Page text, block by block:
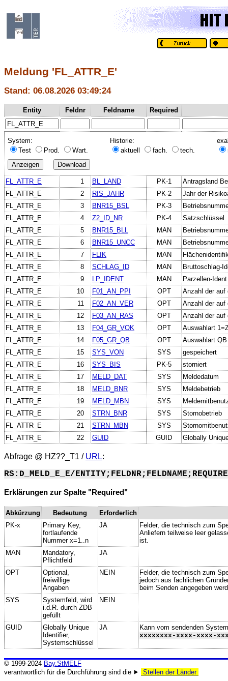
Meldung 'FL_ATTR_E'
Stand: 06.08.2026 03:49:24
Entity Feldnr Feldname Required
System:
Test
Prod. Wart.
Historie:
aktuell
fach. tech.
FL_ATTR_E 1 BL_LAND PK-1
Antragsland
FL_ATTR_E
2 RIS_JAHR PK-2
Jahr der
FL_ATTR_E
3 BNR15_BSL PK-3
FL_ATTR_E
4 Z2_ID_NR PK-4
Satzschlüssel
FL_ATTR_E
5 BNR15_BLL MAN
FL_ATTR_E
6 BNR15_UNCC MAN
FL_ATTR_E
7 FLIK MAN
FL_ATTR_E
8 SCHLAG_ID MAN
Bruttoschlag-
FL_ATTR_E
9 LP_IDENT MAN
Parzellen-Ident
FL_ATTR_E
10 F01_AN_PPI OPT
Anzahl der auf
FL_ATTR_E
11 F02_AN_VER OPT
Anzahl der auf
FL_ATTR_E
12 F03_AN_RAS OPT
Anzahl der auf
FL_ATTR_E
13 F04_GR_VOK OPT
Auswahlart
FL_ATTR_E
14 F05_GR_QB OPT
Auswahlart QB
FL_ATTR_E
15 SYS_VON SYS
gespeichert
FL_ATTR_E
16 SYS_BIS PK-5
storniert
FL_ATTR_E
17 MELD_DAT SYS
Meldedatum
FL_ATTR_E
18 MELD_BNR SYS
Meldebetrieb
FL_ATTR_E
19 MELD_MBN SYS
FL_ATTR_E
20 STRN_BNR SYS
Stornobetrieb
FL_ATTR_E
21 STRN_MBN SYS
FL_ATTR_E
22 GUID GUID Globally
Abfrage @ HZ??_T1 / URL:
RS:D_MELD_E_E/
Erklärungen zur Spalte "Required"
Abkürzung Bedeutung
Erforderlich
PK-x
Primary Key,
fortlaufende
Nummer x=1..n
JA
Felder, die technisch zum
Anliefern teilweise leer
ist.
MAN
Mandatory,
Pflichtfeld
JA
OPT
Optional,
freiwillige
Angaben
NEIN
Felder, die technisch zum
jedoch aus fachlichen
beim Senden angegeben
SYS
Systemfeld, wird
i.d.R. durch ZDB
gefüllt
NEIN
GUID
Globally Unique
Identifier,
Systemschlüssel
JA
Kann vom sendenden
xxxxxxxx-xxxx-xxxx-
© 1999-2024 Bay.StMELF
verantwortlich für die Durchführung sind die ⯈
Stellen der Länder